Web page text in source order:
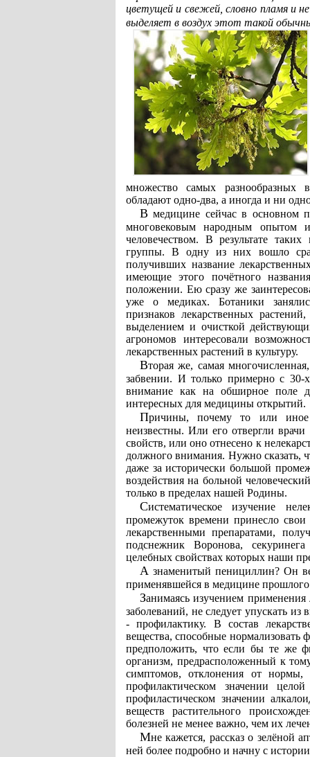
цветущей и свежей, словно пламя и
выделяет в воздух этот такой
множество самых разнообразных
обладают одно-два, а иногда и ни
В медицине сейчас в основном применяются растения, отобранные из общей массы
многовековым народным опытом
человечеством. В результате
группы. В одну из них вошло
получивших название
имеющие этого почётного
положении. Ею сразу же
уже о медиках. Ботаники
признаков лекарственных
выделением и очисткой
агрономов интересовали
лекарственных растений в культуру.
Вторая же, самая многочисленная, группа растений до поры до времени оставалась в
забвении. И только примерно с 30-
внимание как на обширное поле
интересных для медицины открытий.
Причины, почему то или иное растение относят к нелекарственным, зачастую
неизвестны. Или его отвергли
свойств, или оно отнесено к
должного внимания. Нужно сказать,
даже за исторически большой
воздействия на больной
только в пределах нашей Родины.
Систематическое изучение нелекарственной флоры за сравнительно небольшой
промежуток времени принесло
лекарственными препаратами,
подснежник Воронова,
целебных свойствах которых наши
А знаменитый пенициллин? Он ведь тоже получен из растения - зелёной плесени, не
применявшейся в медицине
Занимаясь изучением применения лекарственных растений для лечения разнообразных
заболеваний, не следует упускать
- профилактику. В состав
вещества, способные
предположить, что если бы те же
организм, предрасположенный к
симптомов, отклонения от
профилактическом значении
профиластическом значении
веществ растительного
болезней не менее важно, чем их
Мне кажется, рассказ о зелёной аптеке заинтересовал вас. В таком случае я расскажу о
ней более подробно и начну с